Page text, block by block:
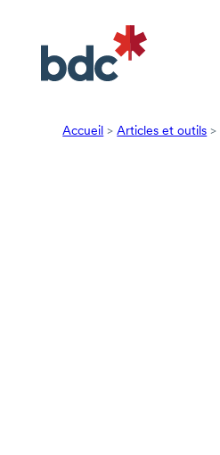
Accueil > Articles et outils >